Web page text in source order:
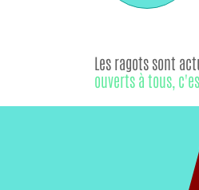
Les ragots sont
ouverts à tous,